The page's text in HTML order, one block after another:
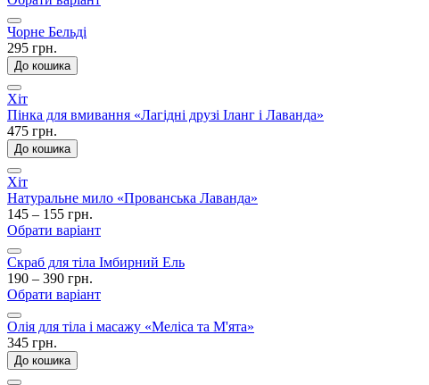
Чорне Бельді
295 грн.
До кошика
Хіт
Пінка для вмивання «Лагідні друзі Іланг і Лаванда»
475 грн.
До кошика
Хіт
Натуральне мило «Прованська Лаванда»
145 – 155 грн.
Обрати варіант
Скраб для тіла Імбирний Ель
190 – 390 грн.
Обрати варіант
Олія для тіла і масажу «Меліса та М'ята»
345 грн.
До кошика